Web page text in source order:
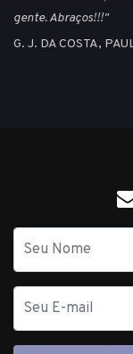
gente. Abraços!!!"
G. J. DA COSTA,
mail